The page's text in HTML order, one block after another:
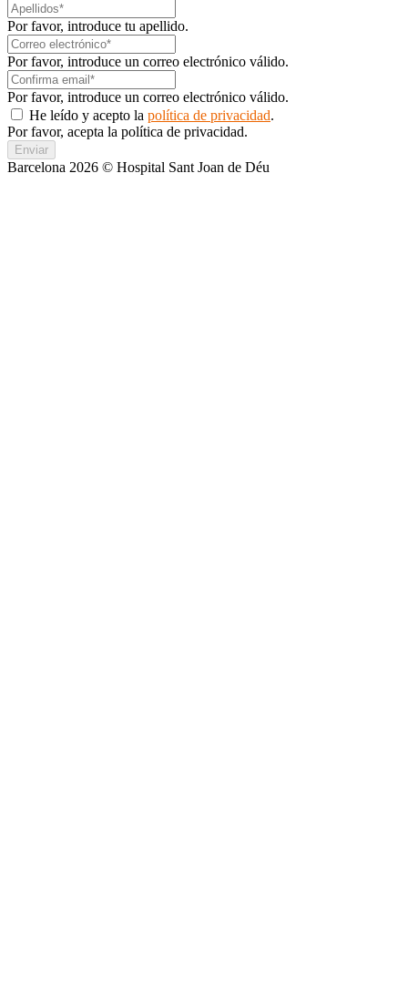
Por favor, introduce tu apellido.
Por favor, introduce un correo electrónico válido.
Por favor, introduce un correo electrónico válido.
He leído y acepto la política de privacidad.
Por favor, acepta la política de privacidad.
Enviar
Barcelona 2026 © Hospital Sant Joan de Déu